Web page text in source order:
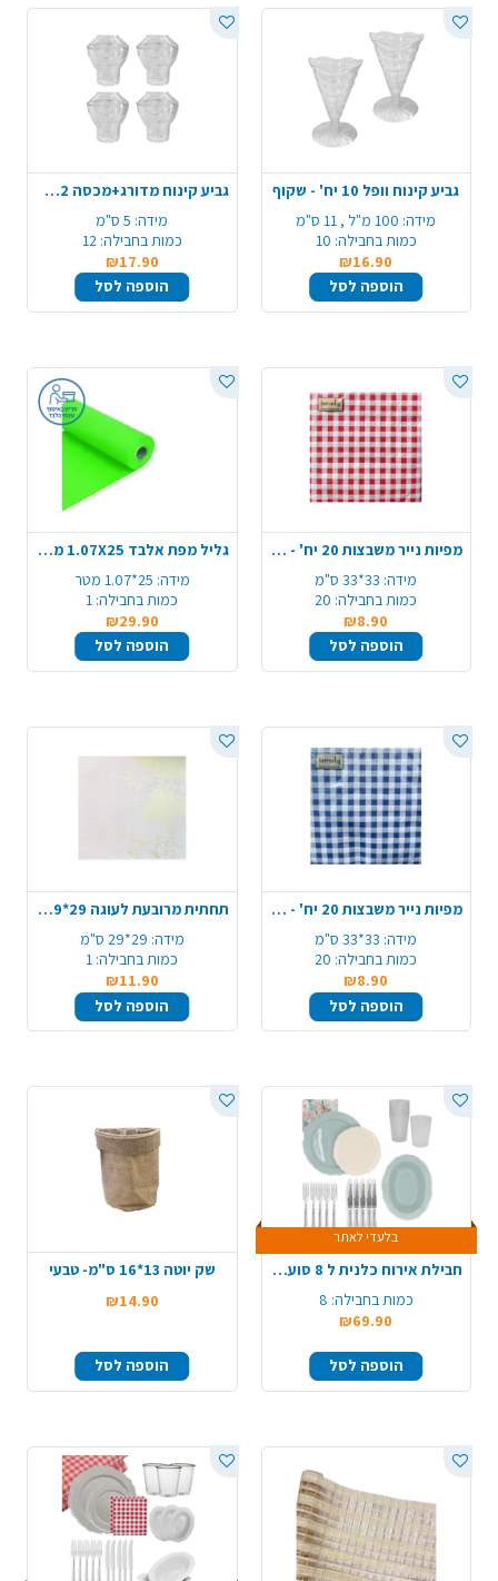
גביע קינוח וופל 10 יח' - שקוף
מידה: 100 מ"ל , 11 ס"מ
כמות בחבילה: 10
₪16.90
הוספה לסל
גביע קינוח מדורג+מכסה 12 יח' - שקוף
מידה: 5 ס"מ
כמות בחבילה: 12
₪17.90
הוספה לסל
מפיות נייר משבצות 20 יח' - אדום לבן
מידה: 33*33 ס"מ
כמות בחבילה: 20
₪8.90
הוספה לסל
גליל מפת אלבד 1.07X25 מטר - ירוק תפוח
מידה: 25*1.07 מטר
כמות בחבילה: 1
₪29.90
הוספה לסל
מפיות נייר משבצות 20 יח' - כחול לבן
מידה: 33*33 ס"מ
כמות בחבילה: 20
₪8.90
הוספה לסל
תחתית מרובעת לעוגה 29*29 ס"מ PVC - גרניט ורוד
מידה: 29*29 ס"מ
כמות בחבילה: 1
₪11.90
הוספה לסל
בלעדי לאתר
חבילת אירוח כלנית ל 8 סועדים - מנטה קרם
כמות בחבילה: 8
₪69.90
הוספה לסל
שק יוטה 13*16 ס"מ- טבעי
₪14.90
הוספה לסל